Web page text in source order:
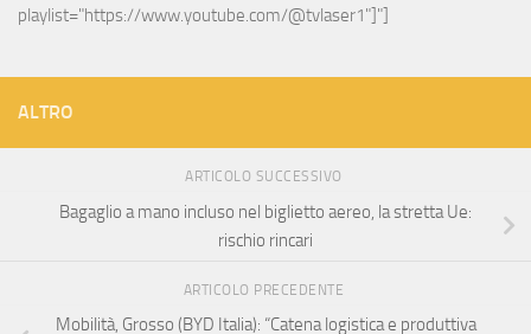
playlist="https://www.youtube.com/@tvlaser1"]"]
ALTRO
ARTICOLO SUCCESSIVO
Bagaglio a mano incluso nel biglietto aereo, la stretta Ue:
rischio rincari
ARTICOLO PRECEDENTE
Mobilità, Grosso (BYD Italia): “Catena logistica e produttiva